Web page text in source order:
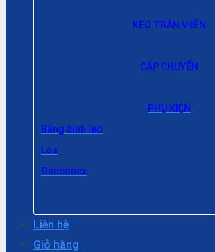
KEO TRÀN VIIỀN
CÁP CHUYỂN
PHỤ KIỆN
Băng dính led
Loa
Oneconex
Liên hệ
Giỏ hàng